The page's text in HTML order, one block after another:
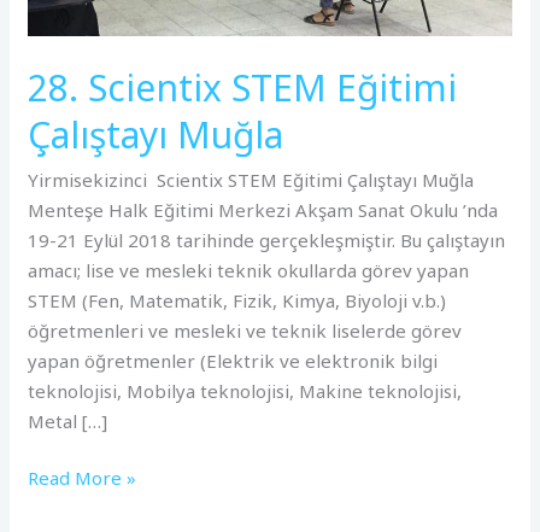
28. Scientix STEM Eğitimi
Çalıştayı Muğla
Yirmisekizinci Scientix STEM Eğitimi Çalıştayı Muğla
Menteşe Halk Eğitimi Merkezi Akşam Sanat Okulu ’nda
19-21 Eylül 2018 tarihinde gerçekleşmiştir. Bu çalıştayın
amacı; lise ve mesleki teknik okullarda görev yapan
STEM (Fen, Matematik, Fizik, Kimya, Biyoloji v.b.)
öğretmenleri ve mesleki ve teknik liselerde görev
yapan öğretmenler (Elektrik ve elektronik bilgi
teknolojisi, Mobilya teknolojisi, Makine teknolojisi,
Metal […]
Read More »